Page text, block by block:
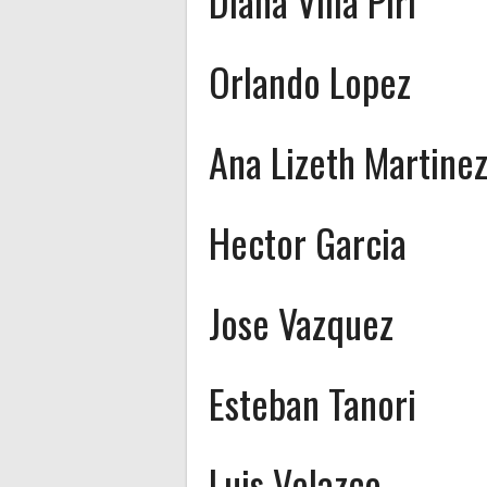
Orlando Lopez
Ana Lizeth Martinez
Hector Garcia
Jose Vazquez
Esteban Tanori